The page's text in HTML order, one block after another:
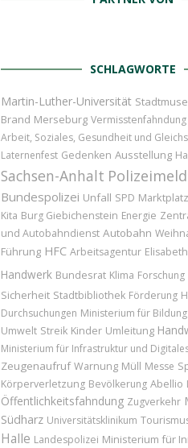
SCHLAGWORTE
Martin-Luther-Universität
Brand Merseburg Vermisstenfahndung
Arbeit, Soziales, Gesundheit und
Laternenfest Gedenken Ausstellung
Sachsen-Anhalt
Bundespolizei Unfall SPD Marktplatz
Kita Burg Giebichenstein Energie
und Autobahndienst Autobahn
Führung HFC Arbeitsagentur
Handwerk Bundesrat Klima Forschung
Sicherheit Stadtbibliothek Förderung
Durchsuchungen Ministerium für Bildung
Umwelt Streik Kinder Umleitung
Ministerium für Infrastruktur und
Zeugenaufruf Warnung Müll Messe
Körperverletzung Bevölkerung Abellio
Öffentlichkeitsfahndung Zugverkehr
Südharz Universitätsklinikum
Halle Landespolizei Ministerium für